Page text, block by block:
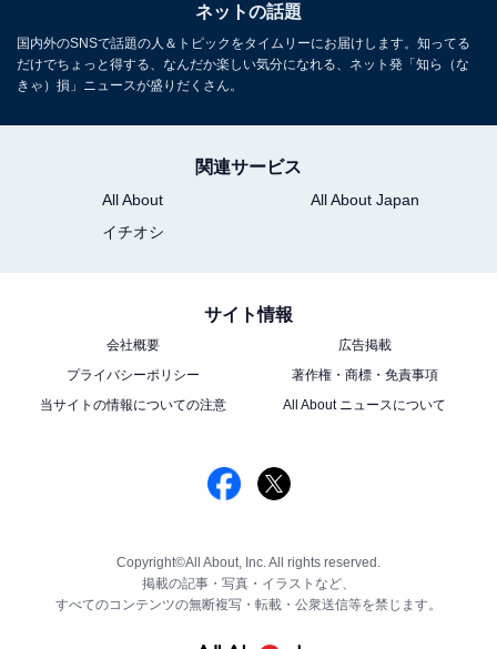
ネットの話題
国内外のSNSで話題の人＆トピックをタイムリーにお届けします。知ってる
だけでちょっと得する、なんだか楽しい気分になれる、ネット発「知ら（な
きゃ）損」ニュースが盛りだくさん。
関連サービス
All About
All About Japan
イチオシ
サイト情報
会社概要
広告掲載
プライバシーポリシー
著作権・商標・免責事項
当サイトの情報についての注意
All About ニュースについて
Copyright©All About, Inc. All rights reserved.
掲載の記事・写真・イラストなど、
すべてのコンテンツの無断複写・転載・公衆送信等を禁じます。